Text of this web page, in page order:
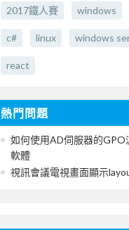
2017鐵人賽 windows
c# linux windows
react
熱門問題
如何使用AD伺服器的GPO
軟體
視訊會議電視畫面顯示